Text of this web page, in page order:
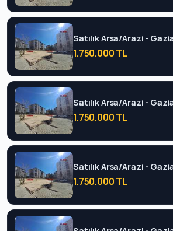
Satılık Arsa/Arazi -
1.750.000 TL
Satılık Arsa/Arazi -
1.750.000 TL
Satılık Arsa/Arazi -
1.750.000 TL